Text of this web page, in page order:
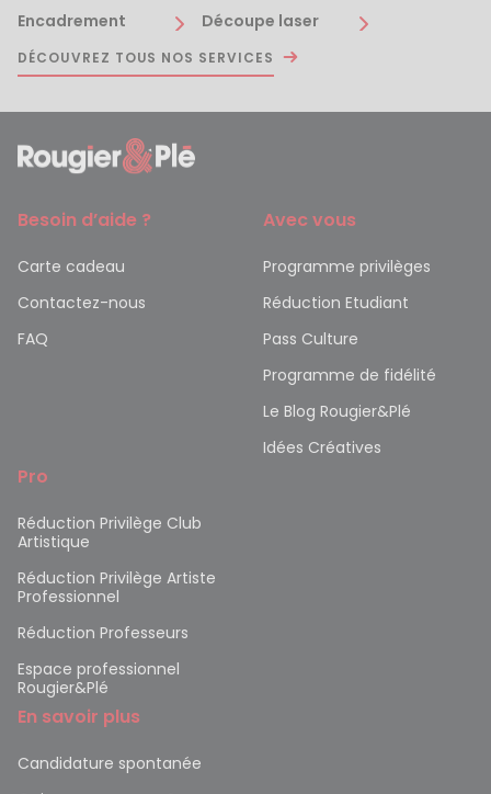
Encadrement Découpe laser
DÉCOUVREZ TOUS NOS SERVICES
Besoin d’aide ?
Carte cadeau
Contactez-nous
FAQ
Avec vous
Programme privilèges
Réduction Etudiant
Pass Culture
Programme de fidélité
Le Blog Rougier&Plé
Idées Créatives
Pro
Réduction Privilège Club
Artistique
Réduction Privilège Artiste
Professionnel
Réduction Professeurs
Espace professionnel
Rougier&Plé
En savoir plus
Candidature spontanée